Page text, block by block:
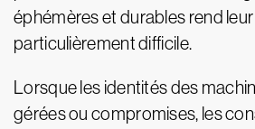
éphémères et durables rend
particulièrement difficile.
Lorsque les identités des
gérées ou compromises, les